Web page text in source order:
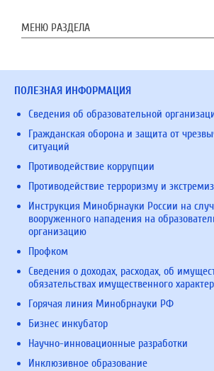
МЕНЮ РАЗДЕЛА
ПОЛЕЗНАЯ ИНФОРМАЦИЯ
Сведения об образовательной
Гражданская оборона и защита от
ситуаций
Противодействие коррупции
Противодействие терроризму и
Инструкция Минобрнауки России на
вооруженного нападения на
организацию
Профком
Сведения о доходах, расходах, об
обязательствах имущественного
Горячая линия Минобрнауки РФ
Бизнес инкубатор
Научно-инновационные разработки
Инклюзивное образование